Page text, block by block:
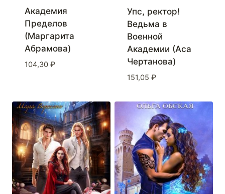
Академия
Пределов
(Маргарита
Абрамова)
104,30 ₽
Упс, ректор!
Ведьма в
Военной
Академии (Аса
Чертанова)
151,05 ₽